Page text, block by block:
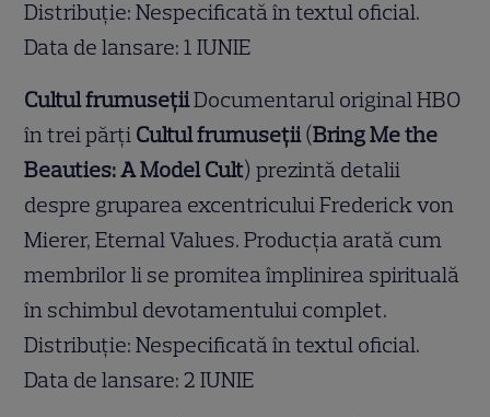
Distribuție: Nespecificată în textul oficial.
Data de lansare: 1 IUNIE
Cultul frumusețiiDocumentarul original HBO
în trei părți Cultul frumuseții(Bring Me the
Beauties: A Model Cult) prezintă detalii
despre gruparea excentricului Frederick von
Mierer, Eternal Values. Producția arată cum
membrilor li se promitea împlinirea spirituală
în schimbul devotamentului complet.
Distribuție: Nespecificată în textul oficial.
Data de lansare: 2 IUNIE